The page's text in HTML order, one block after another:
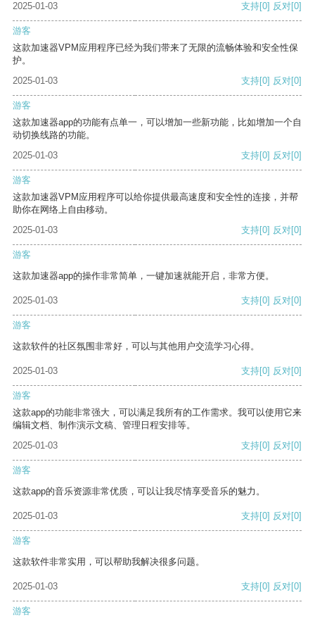
2025-01-03
支持[0] 反对[0]
游客
这款加速器VPM应用程序已经为我们带来了无限的流畅体验和安全性保
护。
2025-01-03
支持[0] 反对[0]
游客
这款加速器app的功能有点单一，可以增加一些新功能，比如增加一个自
动切换线路的功能。
2025-01-03
支持[0] 反对[0]
游客
这款加速器VPM应用程序可以给你提供最高速度和安全性的连接，并帮
助你在网络上自由移动。
2025-01-03
支持[0] 反对[0]
游客
这款加速器app的操作非常简单，一键加速就能开启，非常方便。
2025-01-03 支持[0] 反对[0]
游客
这款软件的社区氛围非常好，可以与其他用户交流学习心得。
2025-01-03 支持[0] 反对[0]
游客
这款app的功能非常强大，可以满足我所有的工作需求。我可以使用它来
编辑文档、制作演示文稿、管理日程安排等。
2025-01-03
支持[0] 反对[0]
游客
这款app的音乐资源非常优质，可以让我尽情享受音乐的魅力。
2025-01-03 支持[0] 反对[0]
游客
这款软件非常实用，可以帮助我解决很多问题。
2025-01-03 支持[0] 反对[0]
游客